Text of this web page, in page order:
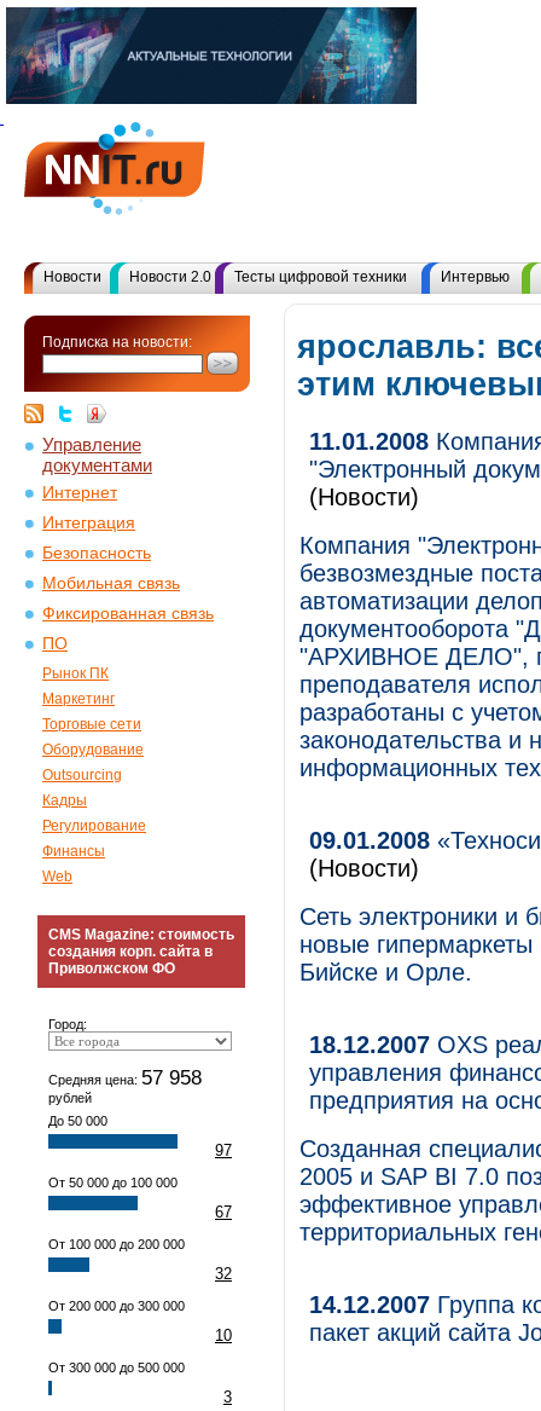
Новости Новости 2.0 Тесты цифровой техники Интервью
Подписка на новости:
Управление
документами
Интернет
Интеграция
Безопасность
Мобильная связь
Фиксированная связь
ПО
Рынок ПК
Маркетинг
Торговые сети
Оборудование
Outsourcing
Кадры
Регулирование
Финансы
Web
CMS Magazine: стоимость
создания корп. сайта в
Приволжском ФО
Город:
Средняя цена: 57 958
рублей
До 50 000
97
От 50 000 до 100 000
67
От 100 000 до 200 000
32
От 200 000 до 300 000
10
От 300 000 до 500 000
3
ярославль:
этим
11.01.2008
"Электронный
(Новости)
Компания
безвозмездные
автоматизации
документооборота
"АРХИВНОЕ ДЕЛО",
преподавателя
разработаны с
законодательства
информационных
09.01.2008
(Новости)
Сеть электроники и
новые
Бийске и Орле.
18.12.2007 OXS
управления
предприятия на
Созданная
2005 и SAP BI 7.0
эффективное
территориальных
14.12.2007 Группа
пакет акций сайта